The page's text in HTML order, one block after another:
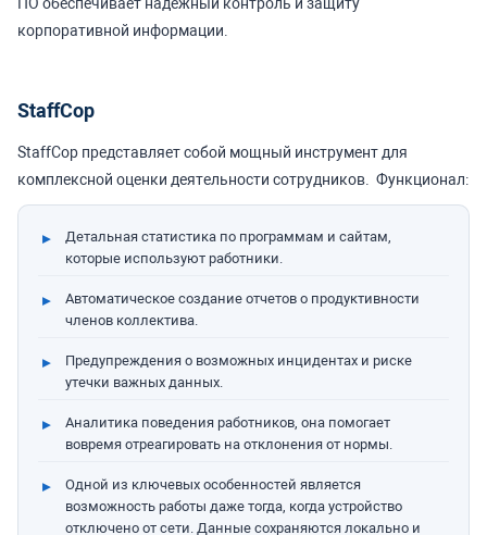
корпоративной информации.
StaffCop
StaffCop представляет собой мощный инструмент для
комплексной оценки деятельности сотрудников.
Функционал:
Детальная статистика по программам и сайтам,
которые используют работники.
Автоматическое создание отчетов о продуктивности
членов коллектива.
Предупреждения о возможных инцидентах и риске
утечки важных данных.
Аналитика поведения работников, она помогает
вовремя отреагировать на отклонения от нормы.
Одной из ключевых особенностей является
возможность работы даже тогда, когда устройство
отключено от сети. Данные сохраняются локально и